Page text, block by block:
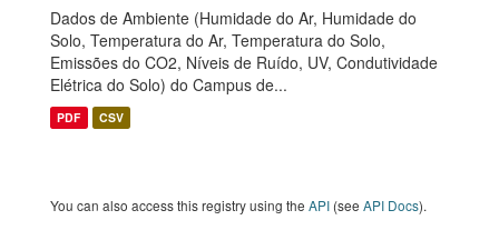
Dados de Ambiente (Humidade do Ar, Humidade do
Solo, Temperatura do Ar, Temperatura do Solo,
Emissões do CO2, Níveis de Ruído, UV, Condutividade
Elétrica do Solo) do Campus de...
PDF CSV
You can also access this registry using the API (see API Docs).